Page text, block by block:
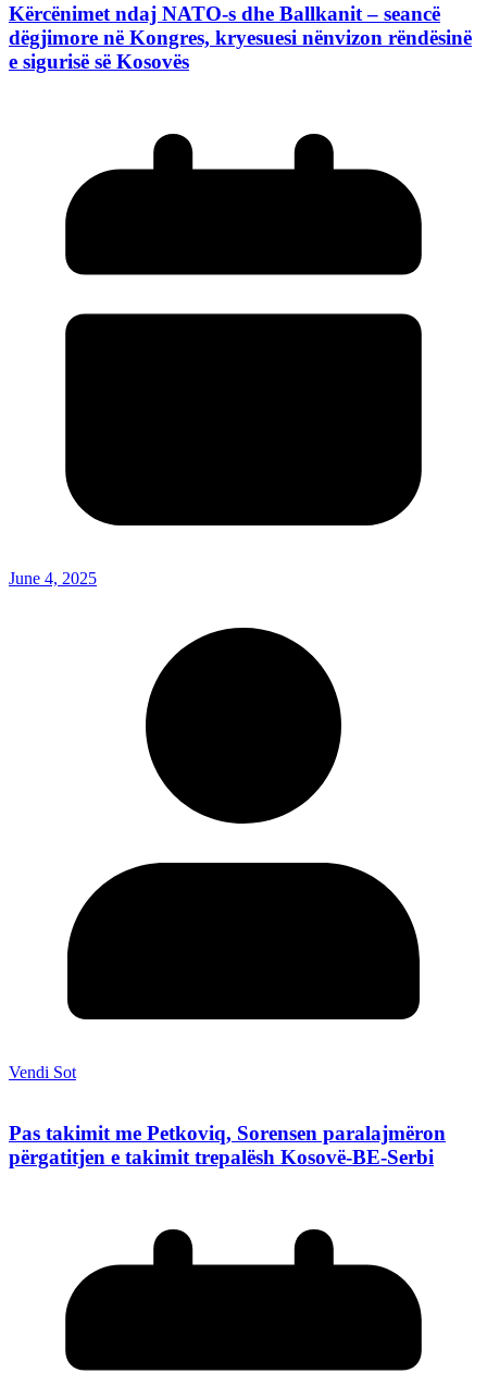
Kërcënimet ndaj NATO-s dhe Ballkanit – seancë
dëgjimore në Kongres, kryesuesi nënvizon rëndësinë
e sigurisë së Kosovës
June 4, 2025
Vendi Sot
Pas takimit me Petkoviq, Sorensen paralajmëron
përgatitjen e takimit trepalësh Kosovë-BE-Serbi